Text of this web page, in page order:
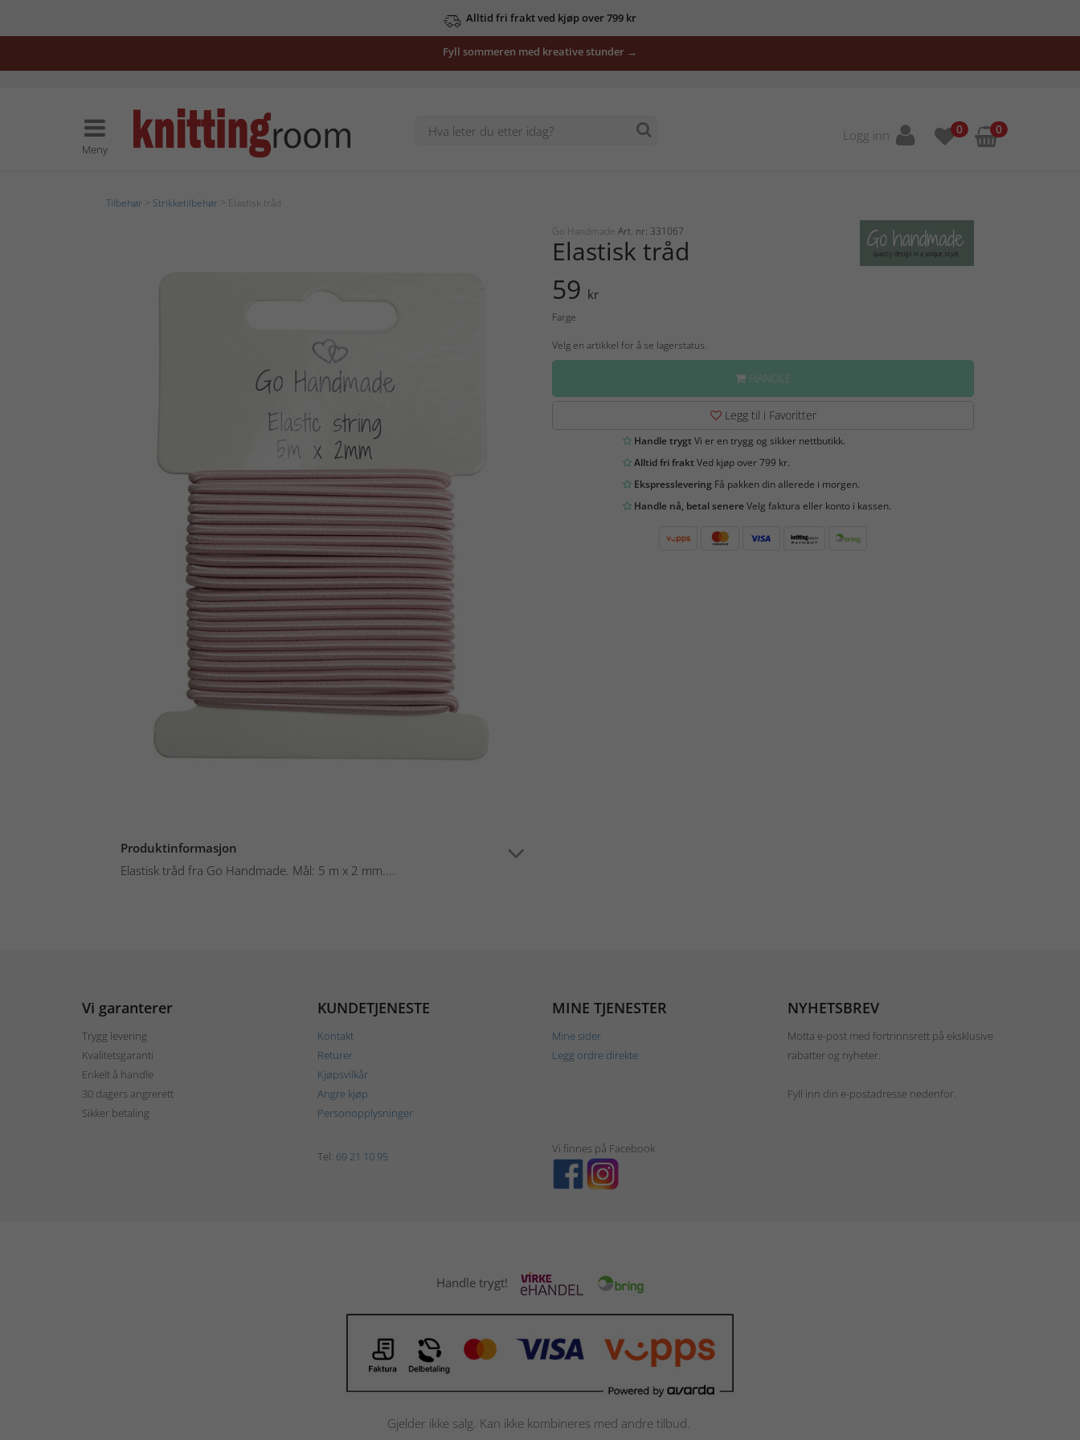
Alltid fri frakt ved kjøp over 799 kr
Fyll sommeren med kreative stunder →
Meny
Logg inn 0 0
Tilbehør Strikketilbehør > Elastisk tråd
Produktinformasjon
Elastisk tråd fra Go Handmade. Mål: 5 m x 2 mm....
Go Handmade Art. nr: 331067
Elastisk tråd
59 kr
Farge
Velg en artikkel for å se lagerstatus.
HANDLE
Legg til i Favoritter
Handle trygtVi er en trygg og sikker nettbutikk.
Alltid fri fraktVed kjøp over 799 kr.
EkspressleveringFå pakken din allerede i morgen.
Handle nå, betal senereVelg faktura eller konto i kassen.
Vi garanterer
Trygg levering
Kvalitetsgaranti
Enkelt å handle
30 dagers angrerett
Sikker betaling
KUNDETJENESTE
Kontakt
Returer
Kjøpsvilkår
Angre kjøp
Personopplysninger
MINE TJENESTER
Mine sider
Legg ordre direkte
NYHETSBREV
Motta e-post med fortrinnsrett på eksklusive
rabatter og nyheter.
Fyll inn din e-postadresse nedenfor.
Tel: 69 21 10 95
Vi finnes på Facebook
Handle trygt!
Gjelder ikke salg. Kan ikke kombineres med andre tilbud.